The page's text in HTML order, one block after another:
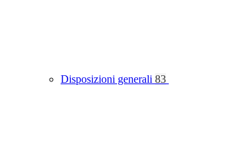
Disposizioni generali 83